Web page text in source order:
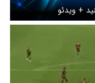
+ ویدئو